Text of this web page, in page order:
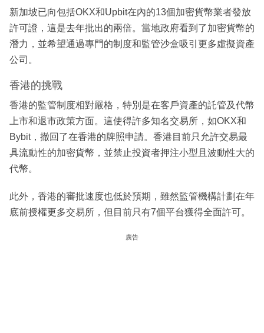
新加坡已向包括OKX和Upbit在內的13個加密貨幣業者發放
許可證，這是去年批出的兩倍。當地政府看到了加密貨幣的
潛力，並希望通過專門的制度和監管沙盒吸引更多虛擬資產
公司。
香港的挑戰
香港的監管制度相對嚴格，特別是在客戶資產的託管及代幣
上市和退市政策方面。這使得許多知名交易所，如OKX和
Bybit，撤回了在香港的牌照申請。香港目前只允許交易最
具流動性的加密貨幣，並禁止投資者押注小型且波動性大的
代幣。
此外，香港的審批速度也低於預期，雖然監管機構計劃在年
底前授權更多交易所，但目前只有7個平台獲得全面許可。
廣告